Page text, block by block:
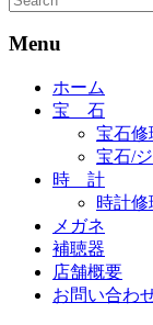
Menu
ホーム
宝 石
宝石修
宝石/
時 計
時計修
メガネ
補聴器
店舗概要
お問い合わ